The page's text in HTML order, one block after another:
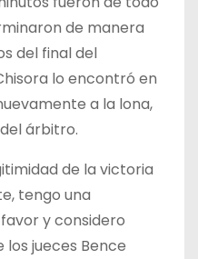
de manera
del final del
lo encontró en
a la lona,
árbitro.
de la victoria
tengo una
favor y considero
jueces Bence